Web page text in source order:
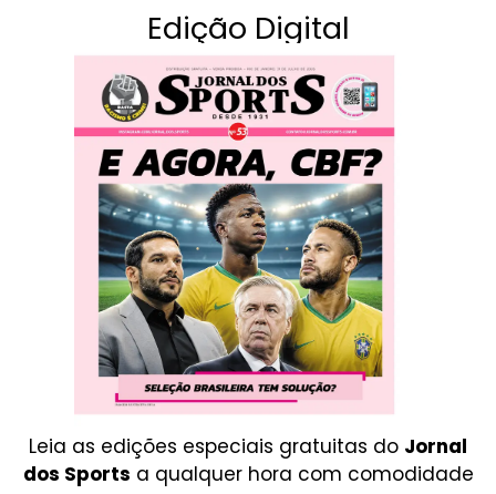
Edição Digital
Leia as edições especiais gratuitas do Jornal
dos Sports a qualquer hora com comodidade